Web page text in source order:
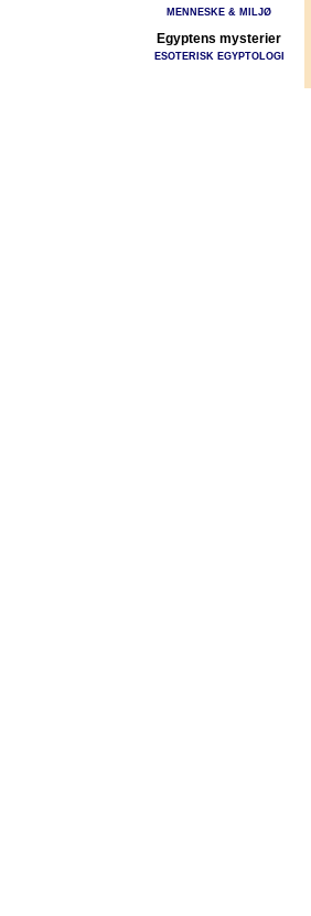
MENNESKE & MILJØ
Egyptens mysterier
ESOTERISK EGYPTOLOGI